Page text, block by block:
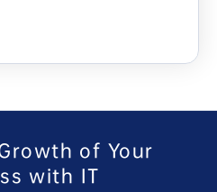
of Your
with IT